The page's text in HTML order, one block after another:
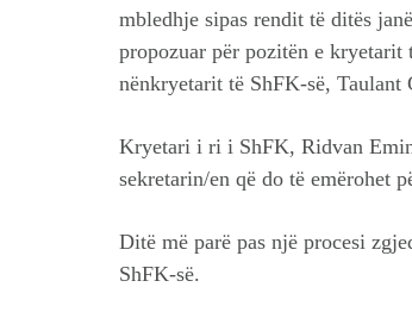
mbledhje sipas rendit të ditës
propozuar për pozitën e
nënkryetarit të ShFK-së,
Kryetari i ri i ShFK, Ridvan
sekretarin/en që do të emërohet
Ditë më parë pas një procesi
ShFK-së.